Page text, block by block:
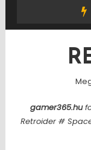
gamer365.hu
Retroider #